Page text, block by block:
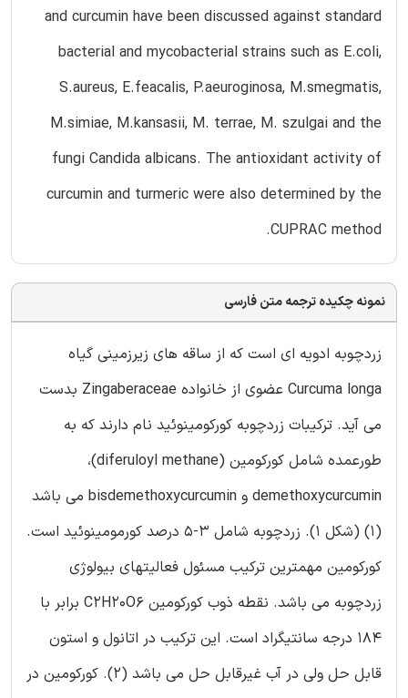
and curcumin have been discussed against standard
bacterial and mycobacterial strains such as E.coli,
S.aureus, E.feacalis, P.aeuroginosa, M.smegmatis,
M.simiae, M.kansasii, M. terrae, M. szulgai and the
fungi Candida albicans. The antioxidant activity of
curcumin and turmeric were also determined by the
CUPRAC method.
نمونه چکیده ترجمه متن فارسی
زردچوبه ادویه ای است که از ساقه های زیرزمینی گیاه
Curcuma longa عضوی از خانواده Zingaberaceae بدست
می آید. ترکیبات زردچوبه کورکومینوئید نام دارند که به
طورعمده شامل کورکومین (diferuloyl methane)،
demethoxycurcumin و bisdemethoxycurcumin می باشد
(1) (شکل 1). زردچوبه شامل 3-5 درصد کورمومینوئید است.
کورکومین مهمترین ترکیب مسئول فعالیتهای بیولوژی
زردچوبه می باشد. نقطه ذوب کورکومین C2H20O6 برابر با
184 درجه سانتیگراد است. این ترکیب در اتانول و استون
قابل حل ولی در آب غیرقابل حل می باشد (2). کورکومین در